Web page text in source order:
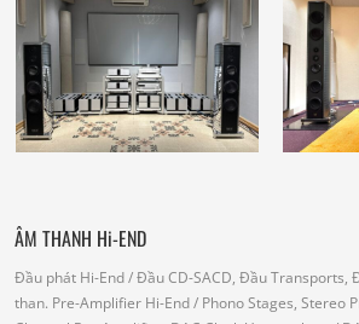
ÂM THANH Hi-END
Đầu phát Hi-End/ Đầu CD-SACD, Đầu Transports,
than. Pre-Amplifier Hi-End/ Phono Stages, Stereo